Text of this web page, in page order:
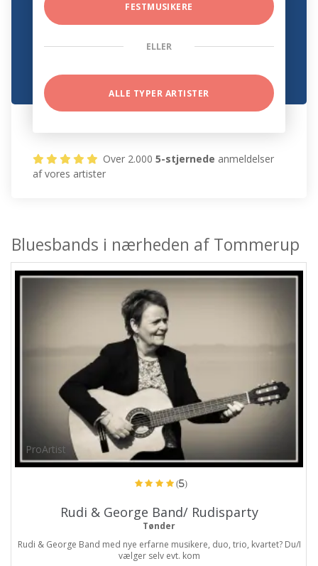
FESTMUSIKERE
ELLER
ALLE TYPER ARTISTER
Over 2.0005-stjernede anmeldelser
af vores artister
Bluesbands i nærheden af Tommerup
ProArtist
(5)
Rudi & George Band/ Rudisparty
Tønder
Rudi & George Band med nye erfarne musikere, duo, trio, kvartet? Du/I
vælger selv evt. kom